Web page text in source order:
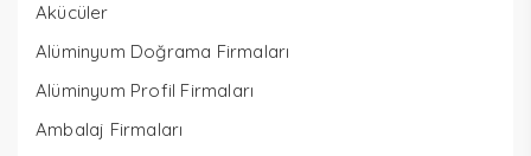
Akücüler
Alüminyum Doğrama Firmaları
Alüminyum Profil Firmaları
Ambalaj Firmaları